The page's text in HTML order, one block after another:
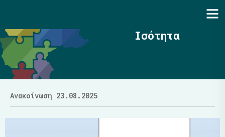
Ισότητα
Ανακοίνωση 23.08.2025